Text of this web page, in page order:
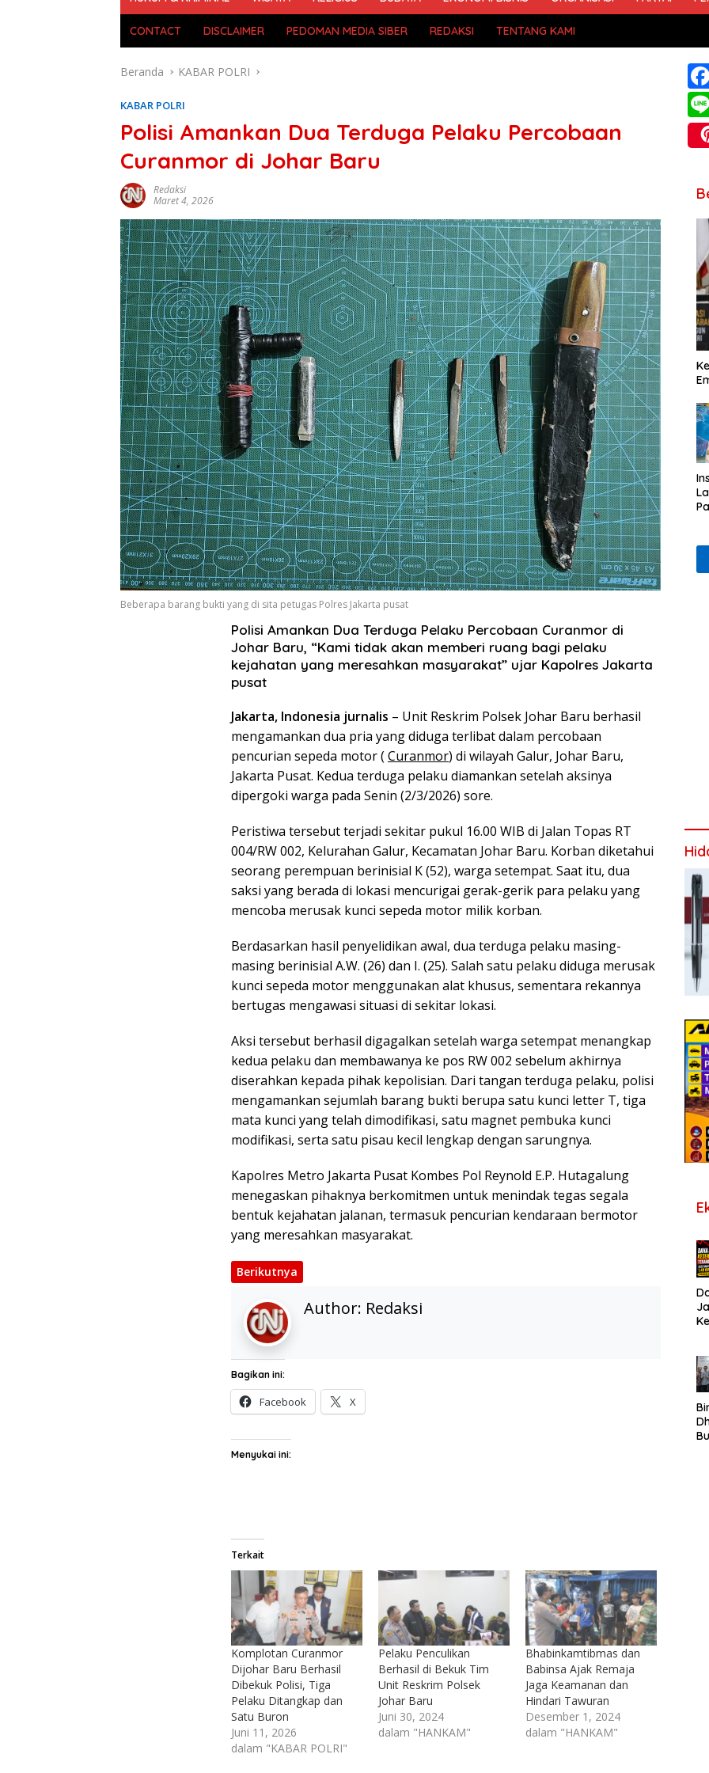
CONTACT DISCLAIMER PEDOMAN MEDIA SIBER REDAKSI TENTANG KAMI
Beranda KABAR POLRI
KABAR POLRI
Polisi Amankan Dua Terduga Pelaku Percobaan
Curanmor di Johar Baru
Redaksi
Maret 4, 2026
Beberapa barang bukti yang di sita petugas Polres Jakarta pusat
Polisi Amankan Dua Terduga Pelaku Percobaan Curanmor di
Johar Baru, “Kami tidak akan memberi ruang bagi pelaku
kejahatan yang meresahkan masyarakat” ujar Kapolres Jakarta
pusat
Jakarta, Indonesia jurnalis – Unit Reskrim Polsek Johar Baru berhasil
mengamankan dua pria yang diduga terlibat dalam percobaan
pencurian sepeda motor (Curanmor) di wilayah Galur, Johar Baru,
Jakarta Pusat. Kedua terduga pelaku diamankan setelah aksinya
dipergoki warga pada Senin (2/3/2026) sore.
Peristiwa tersebut terjadi sekitar pukul 16.00 WIB di Jalan Topas RT
004/RW 002, Kelurahan Galur, Kecamatan Johar Baru. Korban diketahui
seorang perempuan berinisial K (52), warga setempat. Saat itu, dua
saksi yang berada di lokasi mencurigai gerak-gerik para pelaku yang
mencoba merusak kunci sepeda motor milik korban.
Berdasarkan hasil penyelidikan awal, dua terduga pelaku masing-
masing berinisial A.W. (26) dan I. (25). Salah satu pelaku diduga merusak
kunci sepeda motor menggunakan alat khusus, sementara rekannya
bertugas mengawasi situasi di sekitar lokasi.
Aksi tersebut berhasil digagalkan setelah warga setempat menangkap
kedua pelaku dan membawanya ke pos RW 002 sebelum akhirnya
diserahkan kepada pihak kepolisian. Dari tangan terduga pelaku, polisi
mengamankan sejumlah barang bukti berupa satu kunci letter T, tiga
mata kunci yang telah dimodifikasi, satu magnet pembuka kunci
modifikasi, serta satu pisau kecil lengkap dengan sarungnya.
Kapolres Metro Jakarta Pusat Kombes Pol Reynold E.P. Hutagalung
menegaskan pihaknya berkomitmen untuk menindak tegas segala
bentuk kejahatan jalanan, termasuk pencurian kendaraan bermotor
yang meresahkan masyarakat.
Berikutnya
Author: Redaksi
Bagikan ini:
Facebook X
Menyukai ini:
Terkait
Komplotan Curanmor
Dijohar Baru Berhasil
Dibekuk Polisi, Tiga
Pelaku Ditangkap dan
Satu Buron
Juni 11, 2026
dalam "KABAR POLRI"
Pelaku Penculikan
Berhasil di Bekuk Tim
Unit Reskrim Polsek
Johar Baru
Juni 30, 2024
dalam "HANKAM"
Bhabinkamtibmas dan
Babinsa Ajak Remaja
Jaga Keamanan dan
Hindari Tawuran
Desember 1, 2024
dalam "HANKAM"